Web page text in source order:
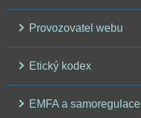
Provozovatel webu
Etický kodex
EMFA a samoregulace